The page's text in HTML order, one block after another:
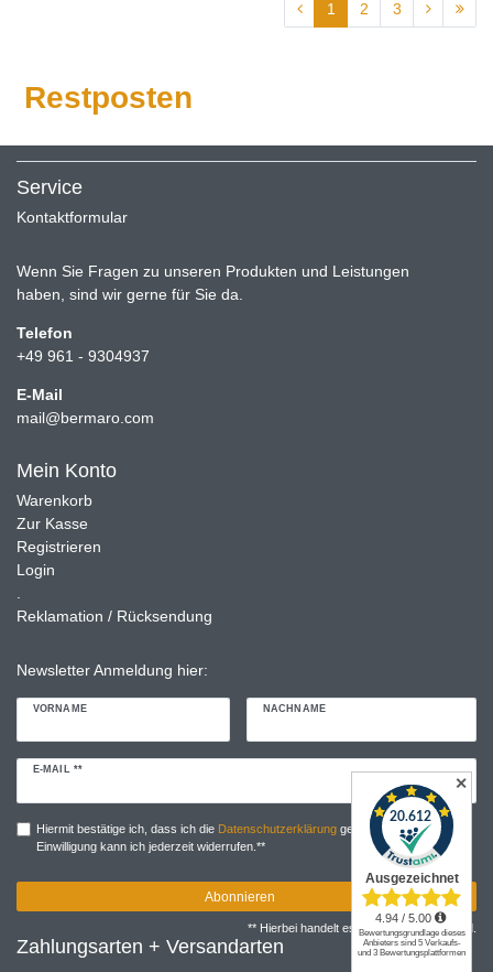
1 2 3
Restposten
Service
Kontaktformular
Wenn Sie Fragen zu unseren Produkten und Leistungen
haben, sind wir gerne für Sie da.
Telefon
+49 961 - 9304937
E-Mail
mail@bermaro.com
Mein Konto
Warenkorb
Zur Kasse
Registrieren
Login
Reklamation / Rücksendung
Newsletter Anmeldung hier:
VORNAME NACHNAME
E-MAIL **
Newsletter
Hiermit bestätige ich, dass ich die Daten­schutz­erklärunggelesen habe. Meine
Einwilligung kann ich jederzeit widerrufen.**
Abonnieren
** Hierbei handelt es sich um ein Pflichtfeld.
Zahlungsarten + Versandarten
✕